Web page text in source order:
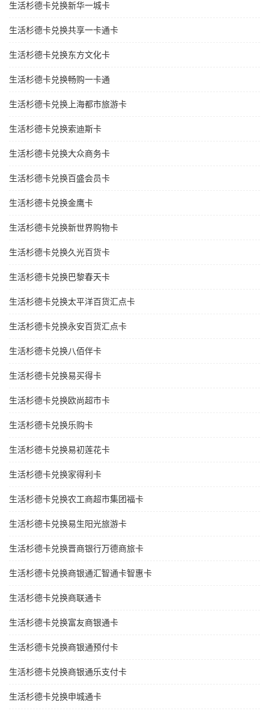
生活杉德卡兑换新华一城卡
生活杉德卡兑换共享一卡通卡
生活杉德卡兑换东方文化卡
生活杉德卡兑换畅购一卡通
生活杉德卡兑换上海都市旅游卡
生活杉德卡兑换索迪斯卡
生活杉德卡兑换大众商务卡
生活杉德卡兑换百盛会员卡
生活杉德卡兑换金鹰卡
生活杉德卡兑换新世界购物卡
生活杉德卡兑换久光百货卡
生活杉德卡兑换巴黎春天卡
生活杉德卡兑换太平洋百货汇点卡
生活杉德卡兑换永安百货汇点卡
生活杉德卡兑换八佰伴卡
生活杉德卡兑换易买得卡
生活杉德卡兑换欧尚超市卡
生活杉德卡兑换乐购卡
生活杉德卡兑换易初莲花卡
生活杉德卡兑换家得利卡
生活杉德卡兑换农工商超市集团福卡
生活杉德卡兑换易生阳光旅游卡
生活杉德卡兑换晋商银行万德商旅卡
生活杉德卡兑换商银通汇智通卡智惠卡
生活杉德卡兑换商联通卡
生活杉德卡兑换富友商银通卡
生活杉德卡兑换商银通预付卡
生活杉德卡兑换商银通乐支付卡
生活杉德卡兑换申城通卡